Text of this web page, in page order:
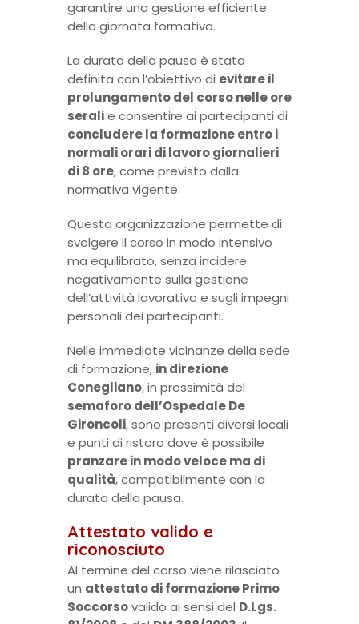
garantire una gestione efficiente
della giornata formativa.
La durata della pausa è stata
definita con l’obiettivo di evitare il
prolungamento del corso nelle ore
seralie consentire ai partecipanti di
concludere la formazione entro i
normali orari di lavoro giornalieri
di 8 ore, come previsto dalla
normativa vigente.
Questa organizzazione permette di
svolgere il corso in modo intensivo
ma equilibrato, senza incidere
negativamente sulla gestione
dell’attività lavorativa e sugli impegni
personali dei partecipanti.
Nelle immediate vicinanze della sede
di formazione, in direzione
Conegliano, in prossimità del
semaforo dell’Ospedale De
Gironcoli, sono presenti diversi locali
e punti di ristoro dove è possibile
pranzare in modo veloce ma di
qualità, compatibilmente con la
durata della pausa.
Attestato valido e
riconosciuto
Al termine del corso viene rilasciato
un attestato di formazione Primo
Soccorsovalido ai sensi del D.Lgs.